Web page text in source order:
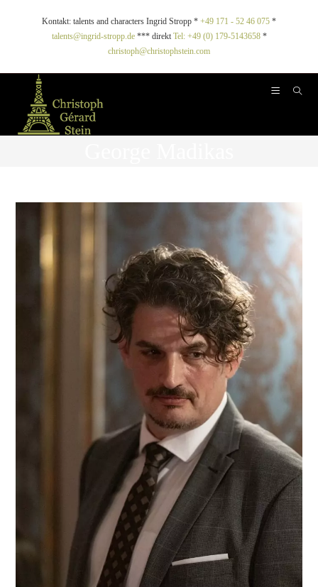
Kontakt: talents and characters Ingrid Stropp * +49 171 - 52 46 075 *
talents@ingrid-stropp.de*** direkt Tel: +49 (0) 179-5143658*
christoph@christophstein.com